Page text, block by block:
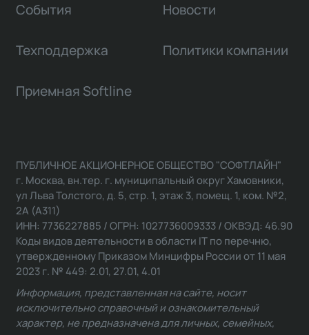
События Новости
Техподдержка Политики компании
Приемная Softline
ПУБЛИЧНОЕ АКЦИОНЕРНОЕ ОБЩЕСТВО "СОФТЛАЙН"
г. Москва, вн.тер. г. муниципальный округ Хамовники,
ул Льва Толстого, д. 5, стр. 1, этаж 3, помещ. 1, ком. №2,
2А (А311)
ИНН: 7736227885 / ОГРН: 1027736009333 / ОКВЭД: 46.90
Коды видов деятельности в области IT по перечню,
утвержденному Приказом Минцифры России от 11 мая
2023 г. № 449: 2.01, 27.01, 4.01
Информация, представленная на сайте, носит
исключительно справочный и ознакомительный
характер, не предназначена для личных, семейных,